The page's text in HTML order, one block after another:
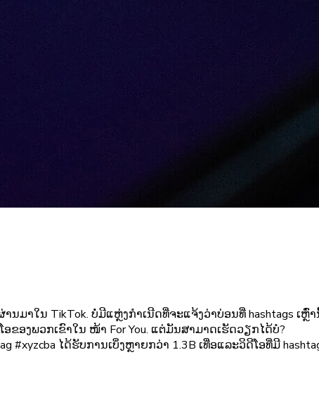
ານມາໃນ TikTok. ບໍ່ມີແຫຼ່ງກໍາເນີດທີ່ຈະແຈ້ງວ່າບ່ອນທີ່ hashtags ເ
ຂອງພວກເຂົາໃນ ໜ້າ For You. ແຕ່ມັນສາມາດເຮັດວຽກໄດ້ບໍ?
#xyzcba ໄດ້ຮັບການເບິ່ງຫຼາຍກວ່າ 1.3B ເທື່ອແລະວິດີໂອທີ່ມີ